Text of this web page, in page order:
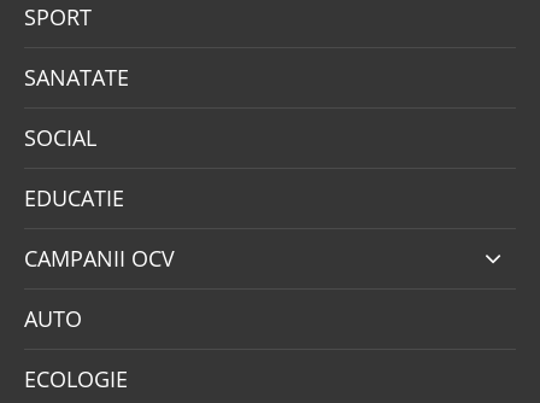
SPORT
SANATATE
SOCIAL
EDUCATIE
CAMPANII OCV
AUTO
ECOLOGIE